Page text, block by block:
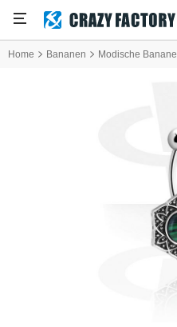
Home Bananen Modische Banane